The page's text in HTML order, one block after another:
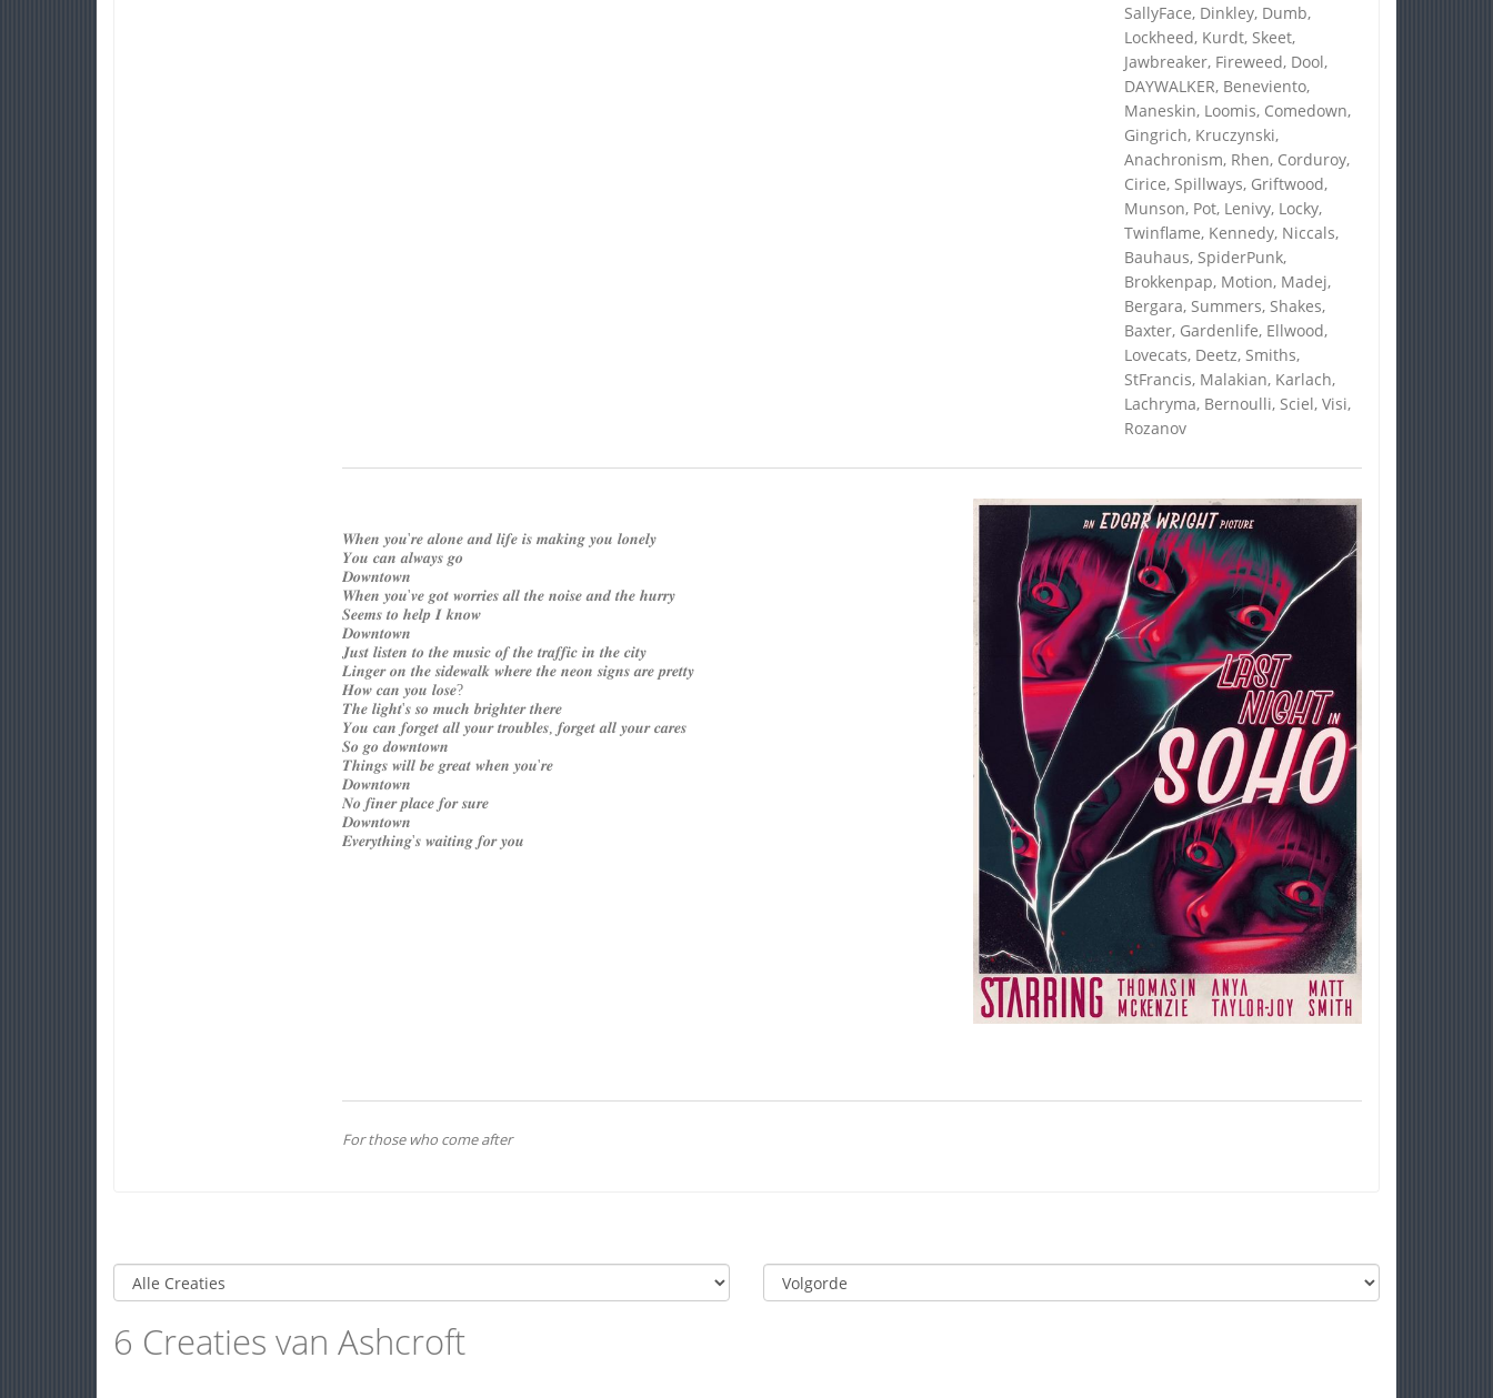
SallyFace, Dinkley, Dumb,
Lockheed, Kurdt, Skeet,
Jawbreaker, Fireweed, Dool,
DAYWALKER, Beneviento,
Maneskin, Loomis, Comedown,
Gingrich, Kruczynski,
Anachronism, Rhen, Corduroy,
Cirice, Spillways, Griftwood,
Munson, Pot, Lenivy, Locky,
Twinflame, Kennedy, Niccals,
Bauhaus, SpiderPunk,
Brokkenpap, Motion, Madej,
Bergara, Summers, Shakes,
Baxter, Gardenlife, Ellwood,
Lovecats, Deetz, Smiths,
StFrancis, Malakian, Karlach,
Lachryma, Bernoulli, Sciel, Visi,
Rozanov
𝑾𝒉𝒆𝒏 𝒚𝒐𝒖'𝒓𝒆 𝒂𝒍𝒐𝒏𝒆 𝒂𝒏𝒅 𝒍𝒊𝒇𝒆 𝒊𝒔 𝒎𝒂𝒌𝒊𝒏𝒈 𝒚𝒐𝒖 𝒍𝒐𝒏𝒆𝒍𝒚
𝒀𝒐𝒖 𝒄𝒂𝒏 𝒂𝒍𝒘𝒂𝒚𝒔 𝒈𝒐
𝑫𝒐𝒘𝒏𝒕𝒐𝒘𝒏
𝑾𝒉𝒆𝒏 𝒚𝒐𝒖'𝒗𝒆 𝒈𝒐𝒕 𝒘𝒐𝒓𝒓𝒊𝒆𝒔 𝒂𝒍𝒍 𝒕𝒉𝒆 𝒏𝒐𝒊𝒔𝒆 𝒂𝒏𝒅 𝒕𝒉𝒆 𝒉𝒖𝒓𝒓𝒚
𝑺𝒆𝒆𝒎𝒔 𝒕𝒐 𝒉𝒆𝒍𝒑 𝑰 𝒌𝒏𝒐𝒘
𝑫𝒐𝒘𝒏𝒕𝒐𝒘𝒏
𝑱𝒖𝒔𝒕 𝒍𝒊𝒔𝒕𝒆𝒏 𝒕𝒐 𝒕𝒉𝒆 𝒎𝒖𝒔𝒊𝒄 𝒐𝒇 𝒕𝒉𝒆 𝒕𝒓𝒂𝒇𝒇𝒊𝒄 𝒊𝒏 𝒕𝒉𝒆 𝒄𝒊𝒕𝒚
𝑳𝒊𝒏𝒈𝒆𝒓 𝒐𝒏 𝒕𝒉𝒆 𝒔𝒊𝒅𝒆𝒘𝒂𝒍𝒌 𝒘𝒉𝒆𝒓𝒆 𝒕𝒉𝒆 𝒏𝒆𝒐𝒏 𝒔𝒊𝒈𝒏𝒔 𝒂𝒓𝒆 𝒑𝒓𝒆𝒕𝒕𝒚
𝑯𝒐𝒘 𝒄𝒂𝒏 𝒚𝒐𝒖 𝒍𝒐𝒔𝒆?
𝑻𝒉𝒆 𝒍𝒊𝒈𝒉𝒕'𝒔 𝒔𝒐 𝒎𝒖𝒄𝒉 𝒃𝒓𝒊𝒈𝒉𝒕𝒆𝒓 𝒕𝒉𝒆𝒓𝒆
𝒀𝒐𝒖 𝒄𝒂𝒏 𝒇𝒐𝒓𝒈𝒆𝒕 𝒂𝒍𝒍 𝒚𝒐𝒖𝒓 𝒕𝒓𝒐𝒖𝒃𝒍𝒆𝒔, 𝒇𝒐𝒓𝒈𝒆𝒕 𝒂𝒍𝒍 𝒚𝒐𝒖𝒓 𝒄𝒂𝒓𝒆𝒔
𝑺𝒐 𝒈𝒐 𝒅𝒐𝒘𝒏𝒕𝒐𝒘𝒏
𝑻𝒉𝒊𝒏𝒈𝒔 𝒘𝒊𝒍𝒍 𝒃𝒆 𝒈𝒓𝒆𝒂𝒕 𝒘𝒉𝒆𝒏 𝒚𝒐𝒖'𝒓𝒆
𝑫𝒐𝒘𝒏𝒕𝒐𝒘𝒏
𝑵𝒐 𝒇𝒊𝒏𝒆𝒓 𝒑𝒍𝒂𝒄𝒆 𝒇𝒐𝒓 𝒔𝒖𝒓𝒆
𝑫𝒐𝒘𝒏𝒕𝒐𝒘𝒏
𝑬𝒗𝒆𝒓𝒚𝒕𝒉𝒊𝒏𝒈'𝒔 𝒘𝒂𝒊𝒕𝒊𝒏𝒈 𝒇𝒐𝒓 𝒚𝒐𝒖
For those who come after
6 Creaties van Ashcroft